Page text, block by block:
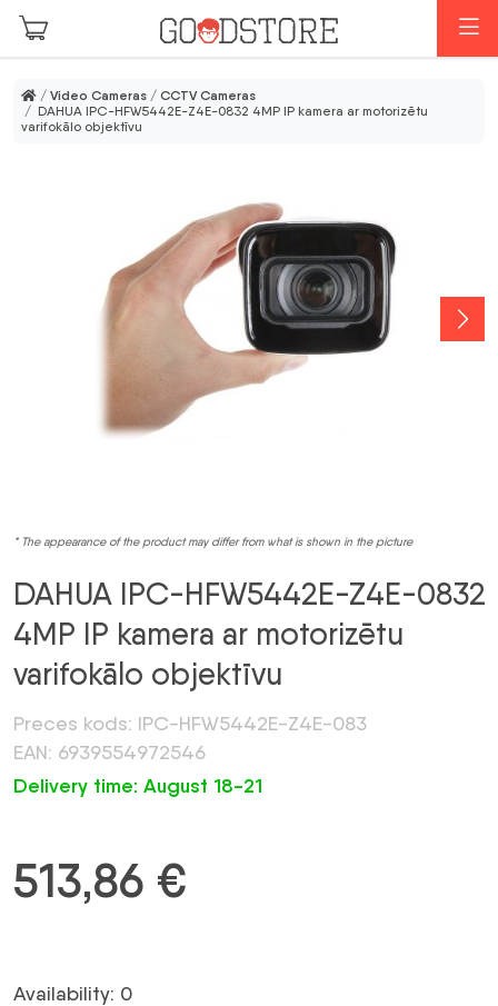
Skip to main content
/ Video Cameras / CCTV Cameras
/ DAHUA IPC-HFW5442E-Z4E-0832 4MP IP kamera ar motorizētu
varifokālo objektīvu
* The appearance of the product may differ from what is shown in the picture
DAHUA IPC-HFW5442E-Z4E-0832
4MP IP kamera ar motorizētu
varifokālo objektīvu
Preces kods: IPC-HFW5442E-Z4E-083
EAN: 6939554972546
Delivery time: August 18-21
513,86 €
Availability: 0